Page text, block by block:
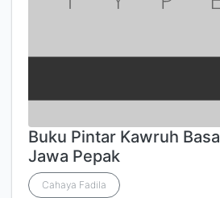
Buku Pintar Kawruh Basa
Jawa Pepak
Cahaya Fadila